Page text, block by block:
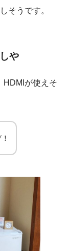
そうです。
や
HDMIが使えそ